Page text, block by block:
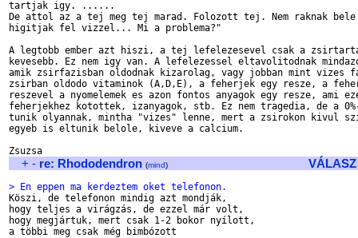
tartjak igy. ......
De attol az a tej meg tej marad. Folozott tej. Nem raknak bele
higitjak fel vizzel... Mi a problema?"
A legtobb ember azt hiszi, a tej lefelezesevel csak a
kevesebb. Ez nem igy van. A lefelezessel eltavolitodnak
amik zsirfazisban oldodnak kizarolag, vagy jobban mint vizes
zsirban oldodo vitaminok (A,D,E), a feherjek egy resze, a
reszevel a nyomelemek es azon fontos anyagok egy resze, ami
feherjekhez kotottek, izanyagok, stb. Ez nem tragedia, de a
tunik olyannak, mintha "vizes" lenne, mert a zsirokon kivul
egyeb is eltunik belole, kiveve a calcium.
+ - re: Rhododendron (mind) VÁLASZ
> En eppen ma kerdeztem oket telefonon.
Köszi, de telefonon mindig azt mondják,
hogy teljes a virágzás, de ezzel már volt,
hogy megjártuk, mert csak 1-2 bokor nyílott,
a többi meg csak még bimbózott